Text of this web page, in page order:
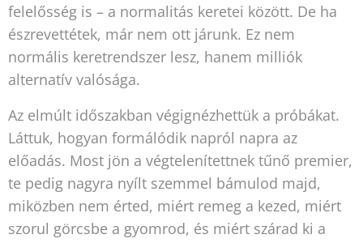
felelősség is – a normalitás keretei között. De ha
észrevettétek, már nem ott járunk. Ez nem
normális keretrendszer lesz, hanem milliók
alternatív valósága.
Az elmúlt időszakban végignézhettük a próbákat.
Láttuk, hogyan formálódik napról napra az
előadás. Most jön a végtelenítettnek tűnő premier,
te pedig nagyra nyílt szemmel bámulod majd,
miközben nem érted, miért remeg a kezed, miért
szorul görcsbe a gyomrod, és miért szárad ki a